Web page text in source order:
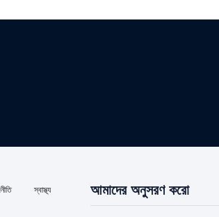
স্বাস্থ্য আমাদের অনুসরণ করো